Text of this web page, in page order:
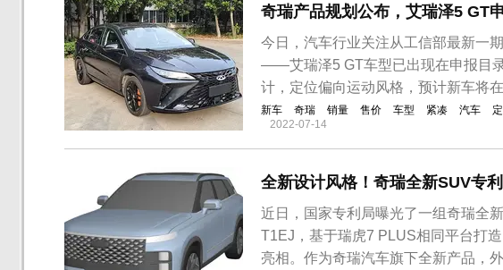
奇瑞产品规划公布，艾瑞泽5 GT
今日，汽车行业关注从工信部最新一
——艾瑞泽5 GT车型已出现在申报目
计，定位偏向运动风格，预计新车将
新车 奇瑞 销量 售价 车型 紧凑 汽车
2022-07-14
全新设计风格！奇瑞全新SUV专
近日，国家专利局曝光了一组奇瑞全
T1EJ，基于瑞虎7 PLUS相同平台打
亮相。作为奇瑞汽车旗下全新产品，